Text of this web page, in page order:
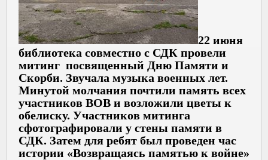
22 июня
библиотека совместно с СДК провели
митинг посвященный Дню Памяти и
Скорби. Звучала музыка военных лет.
Минутой молчания почтили память всех
участников ВОВ и возложили цветы к
обелиску. Участников митинга
сфотографировали у стены памяти в
СДК. Затем для ребят был проведен час
истории «Возвращаясь памятью к войне»